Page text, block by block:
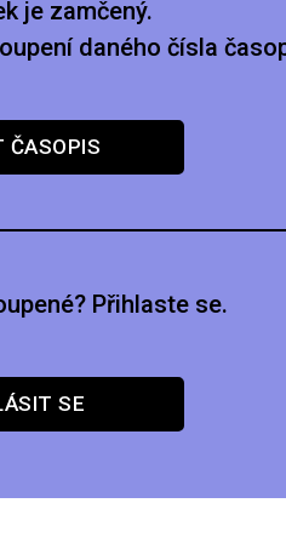
je zamčený.
daného čísla
ČASOPIS
Přihlaste se.
SE